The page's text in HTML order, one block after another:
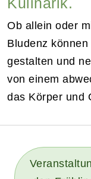
Ob allein oder
Bludenz
gestalten und
von einem
das Körper und